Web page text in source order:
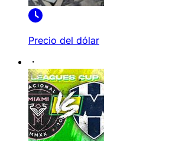
Precio del dólar